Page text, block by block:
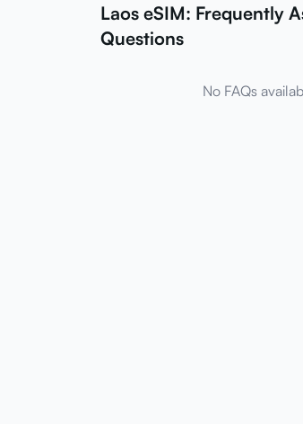
Laos eSIM: Frequently
Questions
No FAQs